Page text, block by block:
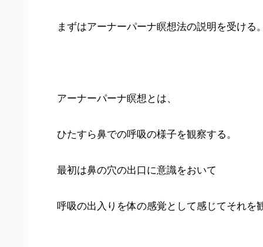
まずはアーナーパーナ瞑想法の説明を受ける。
アーナーパーナ瞑想とは、
ひたすら鼻での呼吸の様子を観察する。
最初は鼻の穴の出口に意識をおいて
呼吸の出入りを体の感覚として感じてそれを